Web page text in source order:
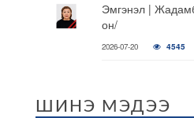
Эмгэнэл |
он/
2026-07-20 4545
ШИНЭ МЭДЭЭ